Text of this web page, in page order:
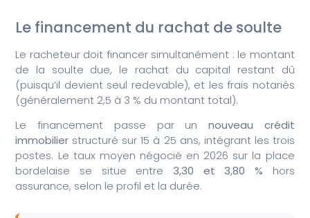
Le financement du rachat de soulte
Le racheteur doit financer simultanément : le montant
de la soulte due, le rachat du capital restant dû
(puisqu’il devient seul redevable), et les frais notariés
(généralement 2,5 à 3 % du montant total).
Le financement passe par un nouveau crédit
immobilier structuré sur 15 à 25 ans, intégrant les trois
postes. Le taux moyen négocié en 2026 sur la place
bordelaise se situe entre 3,30 et 3,80 % hors
assurance, selon le profil et la durée.